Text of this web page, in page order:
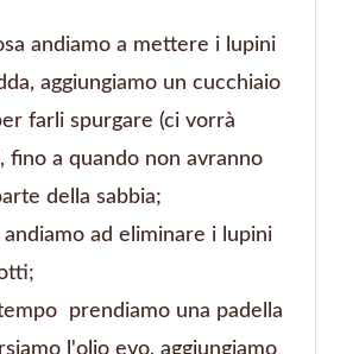
andiamo a mettere i lupini
aggiungiamo un cucchiaio
farli spurgare (ci vorrà
fino a quando non avranno
della sabbia;
ad eliminare i lupini
tempo prendiamo una padella
l'olio evo, aggiungiamo